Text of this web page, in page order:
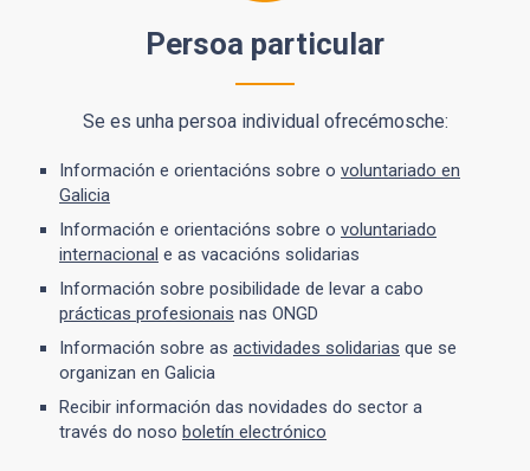
Persoa particular
Se es unha persoa individual ofrecémosche:
Información e orientacións sobre o voluntariado en
Galicia
Información e orientacións sobre o voluntariado
internacional e as vacacións solidarias
Información sobre posibilidade de levar a cabo
prácticas profesionais nas ONGD
Información sobre as actividades solidarias que se
organizan en Galicia
Recibir información das novidades do sector a
través do noso boletín electrónico